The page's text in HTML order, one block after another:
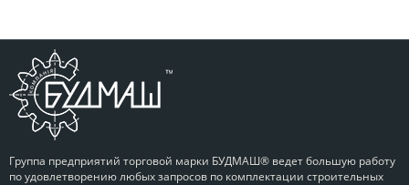
Группа предприятий торговой марки БУДМАШ® ведет большую работу
по удовлетворению любых запросов по комплектации строительных